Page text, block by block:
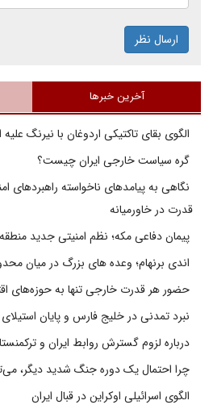
ارسال نظر
آخرین خبرها
الگوی بقای تاکتیکی اردوغان با نیرنگ علیه
گره سیاست خارجی ایران چیست؟
نگاهی به پیامدهای ناخواسته راهبردهای
قدرت در خاورمیانه
پیمان دفاعی مکه؛ نظم امنیتی جدید منطقه
اندی برنهام؛ وعده های بزرگ در میان
حضور هر قدرت خارجی تنها به حوزه‌های
نبرد تمدنی در خلیج فارس و پایان
درباره لزوم گسترش روابط ایران و
چرا احتمال یک دوره جنگ شدید دیگر،
الگوی اسرائیلی اوکراین در قبال ایران